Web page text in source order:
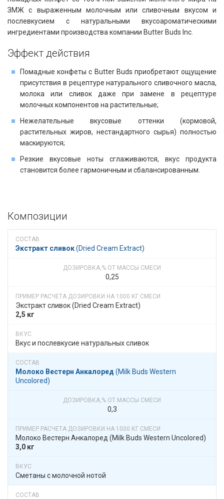
ЗМЖ с выраженным молочным или сливочным вкусом и
послевкусием с натуральными вкусоароматическими
ингредиентами производства компании Butter Buds Inc.
Эффект действия​​
Помадные конфеты с Butter Buds приобретают ощущение
присутствия в рецептуре натурального сливочного масла,
молока или сливок даже при замене в рецептуре
молочных компонентов на растительные;
Нежелательные вкусовые оттенки (кормовой,
растительных жиров, нестандартного сырья) полностью
маскируются;
Резкие вкусовые ноты сглаживаются, вкус продукта
становится более гармоничным и сбалансированным.
Композиции
Экстракт сливок​​ (Dried Cream Extract)
0,25
Экстракт сливок​​ (Dried Cream Extract)
2,5 кг
Вкус и послевкусие натуральных сливок
Молоко Вестерн Анкалоред ​​ (Milk Buds Western
Uncolored)
0,3
Молоко Вестерн Анкалоред​​ (Milk Buds Western Uncolored)
3,0 кг
Сметаны с молочной нотой